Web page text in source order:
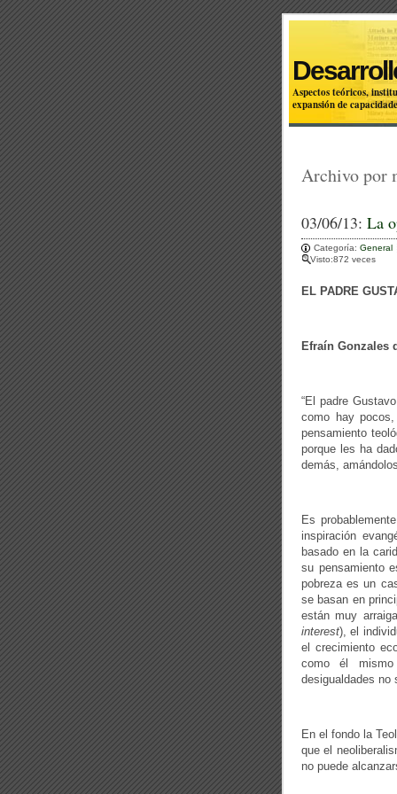
Aspectos teóricos,
expansión de
Archivo por
03/06/13: La
Categoría: General
Visto:872 veces
EL PADRE
Efraín Gonzales
“El padre
como hay
pensamiento
porque les ha
demás,
Es
inspiración
basado en la
su pensamiento
pobreza es un
se basan en
están muy
interest), el
el crecimiento
como él
desigualdades no
En el fondo la
que el
no puede